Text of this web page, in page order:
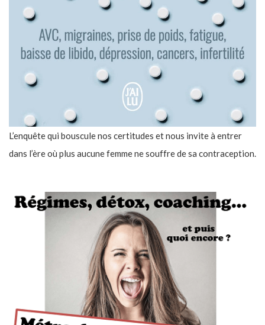
L’enquête qui bouscule nos certitudes et nous invite à entrer
dans l’ère où plus aucune femme ne souffre de sa contraception.